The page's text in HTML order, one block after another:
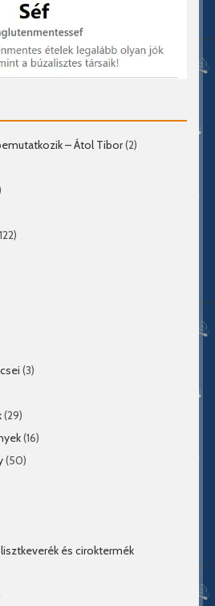
– Átol Tibor(2)
(3)
(29)
(16)
(50)
és ciroktermék